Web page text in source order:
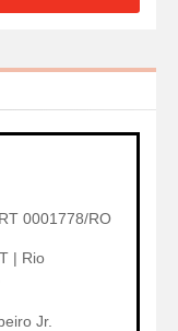
0001778/RO
| Rio
Jr.